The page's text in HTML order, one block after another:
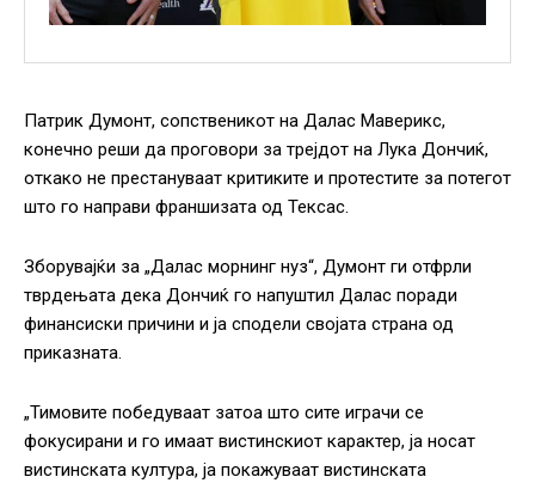
Патрик Думонт, сопственикот на Далас Маверикс,
конечно реши да проговори за трејдот на Лука Дончиќ,
откако не престануваат критиките и протестите за потегот
што го направи франшизата од Тексас.
Зборувајќи за „Далас морнинг нуз“, Думонт ги отфрли
тврдењата дека Дончиќ го напуштил Далас поради
финансиски причини и ја сподели својата страна од
приказната.
„Тимовите победуваат затоа што сите играчи се
фокусирани и го имаат вистинскиот карактер, ја носат
вистинската култура, ја покажуваат вистинската